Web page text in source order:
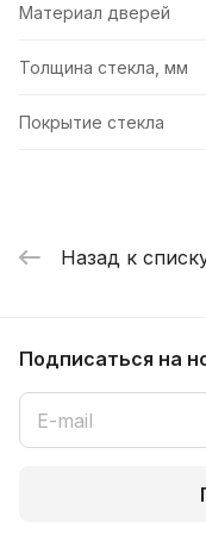
Материал дверей
Толщина стекла, мм
Покрытие стекла
Назад к
Подписаться на